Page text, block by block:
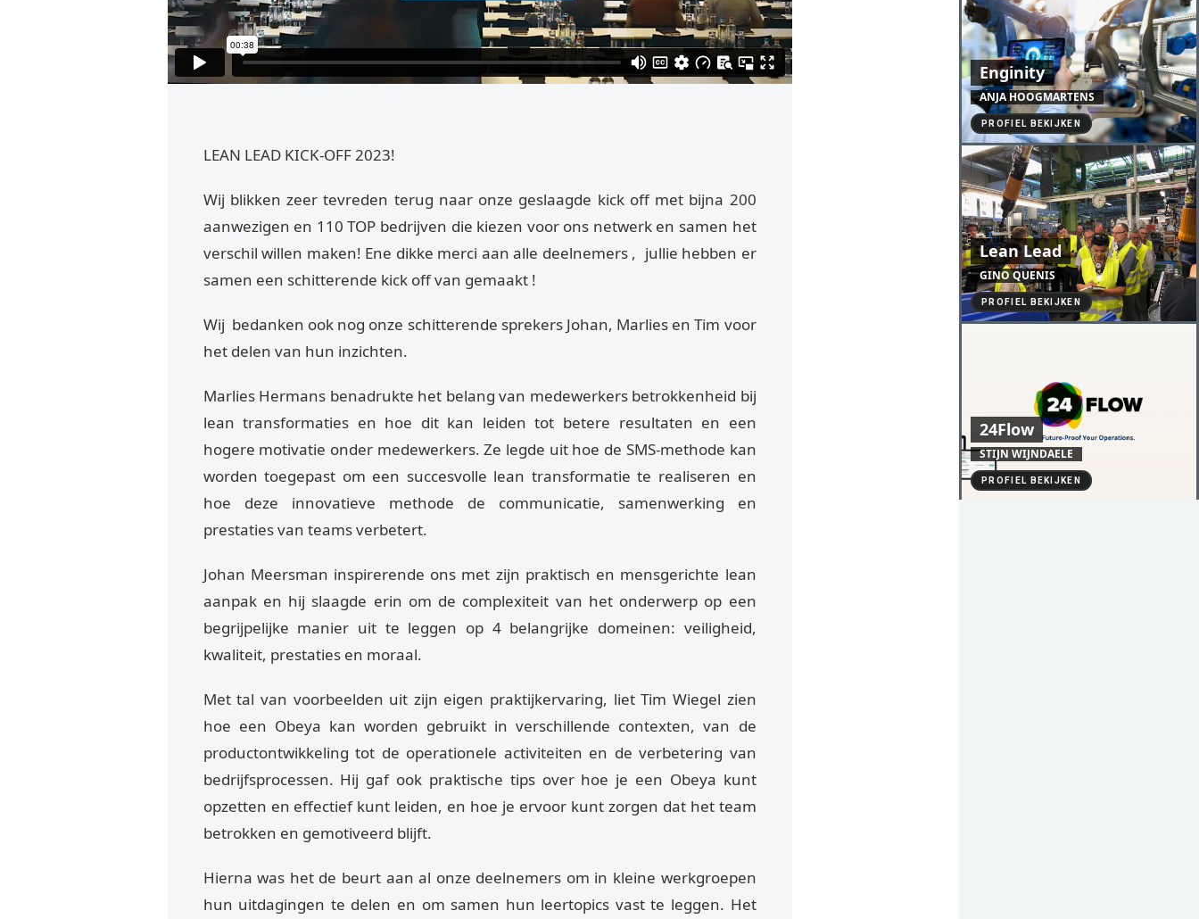
LEAN LEAD KICK-OFF 2023!
Wij blikken zeer tevreden terug naar onze geslaagde kick off met bijna 200
aanwezigen en 110 TOP bedrijven die kiezen voor ons netwerk en samen het
verschil willen maken! Ene dikke merci aan alle deelnemers , jullie hebben er
samen een schitterende kick off van gemaakt !
Wij bedanken ook nog onze schitterende sprekers Johan, Marlies en Tim voor
het delen van hun inzichten.
Marlies Hermans benadrukte het belang van medewerkers betrokkenheid bij
lean transformaties en hoe dit kan leiden tot betere resultaten en een
hogere motivatie onder medewerkers. Ze legde uit hoe de SMS-methode kan
worden toegepast om een succesvolle lean transformatie te realiseren en
hoe deze innovatieve methode de communicatie, samenwerking en
prestaties van teams verbetert.
Johan Meersman inspirerende ons met zijn praktisch en mensgerichte lean
aanpak en hij slaagde erin om de complexiteit van het onderwerp op een
begrijpelijke manier uit te leggen op 4 belangrijke domeinen: veiligheid,
kwaliteit, prestaties en moraal.
Met tal van voorbeelden uit zijn eigen praktijkervaring, liet Tim Wiegel zien
hoe een Obeya kan worden gebruikt in verschillende contexten, van de
productontwikkeling tot de operationele activiteiten en de verbetering van
bedrijfsprocessen. Hij gaf ook praktische tips over hoe je een Obeya kunt
opzetten en effectief kunt leiden, en hoe je ervoor kunt zorgen dat het team
betrokken en gemotiveerd blijft.
Hierna was het de beurt aan al onze deelnemers om in kleine werkgroepen
hun uitdagingen te delen en om samen hun leertopics vast te leggen. Het
Enginity
ANJA HOOGMARTENS
PROFIEL BEKIJKEN
Lean Lead
GINO QUENIS
PROFIEL BEKIJKEN
24Flow
STIJN WIJNDAELE
PROFIEL BEKIJKEN